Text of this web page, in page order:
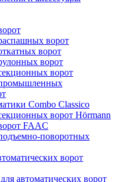
ворот
ворот
ворот
ворот
Combo Classico
ворот Hörmann
FAAC
поворотных
ворот
автоматических ворот